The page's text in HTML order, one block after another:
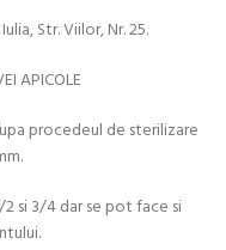
Str. Viilor, Nr. 25.
APICOLE
procedeul de sterilizare
si 3/4 dar se pot face si